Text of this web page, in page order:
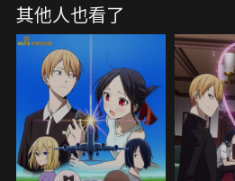
其他人也看了